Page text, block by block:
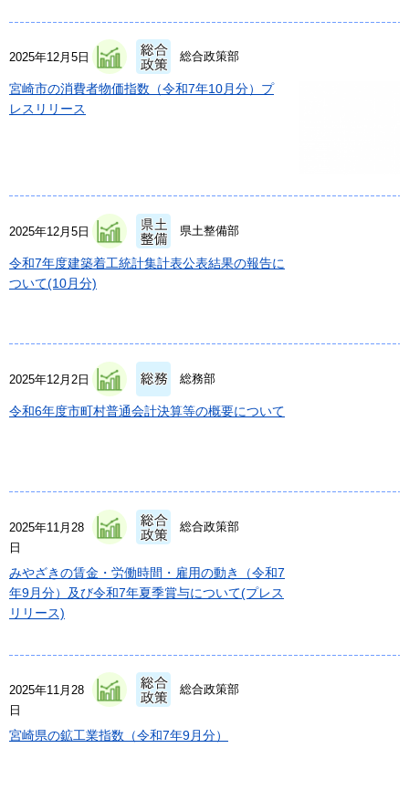
2025年12月5日 総合政策部
宮崎市の消費者物価指数（令和7年10月分）プ
レスリリース
2025年12月5日 県土整備部
令和7年度建築着工統計集計表公表結果の報告に
ついて(10月分)
2025年12月2日 総務部
令和6年度市町村普通会計決算等の概要について
2025年11月28
日
総合政策部
みやざきの賃金・労働時間・雇用の動き（令和7
年9月分）及び令和7年夏季賞与について(プレス
リリース)
2025年11月28
日
総合政策部
宮崎県の鉱工業指数（令和7年9月分）